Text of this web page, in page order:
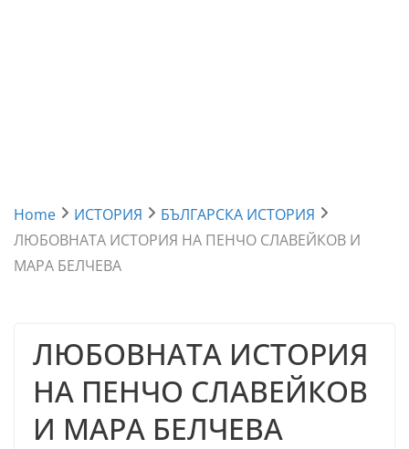
Home ИСТОРИЯ
БЪЛГАРСКА ИСТОРИЯ
ЛЮБОВНАТА ИСТОРИЯ НА ПЕНЧО СЛАВЕЙКОВ И
МАРА БЕЛЧЕВА
ЛЮБОВНАТА ИСТОРИЯ
НА ПЕНЧО СЛАВЕЙКОВ
И МАРА БЕЛЧЕВА